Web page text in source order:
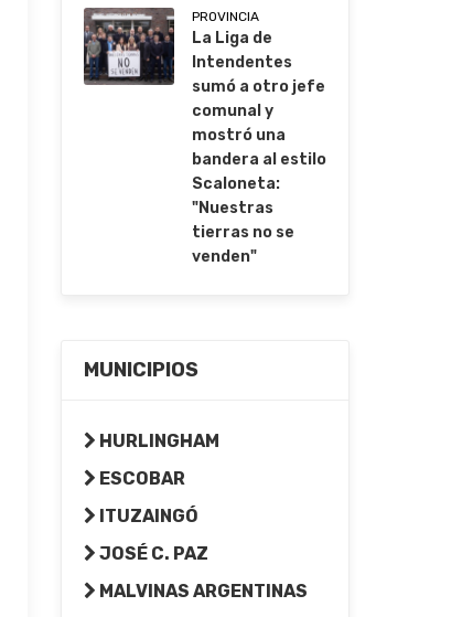
PROVINCIA
La Liga de
Intendentes
sumó a otro jefe
comunal y
mostró una
bandera al estilo
Scaloneta:
"Nuestras
tierras no se
venden"
MUNICIPIOS
HURLINGHAM
ESCOBAR
ITUZAINGÓ
JOSÉ C. PAZ
MALVINAS ARGENTINAS